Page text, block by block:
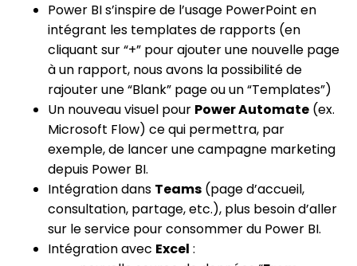
Power BI s’inspire de l’usage PowerPoint en
intégrant les templates de rapports (en
cliquant sur “+” pour ajouter une nouvelle page
à un rapport, nous avons la possibilité de
rajouter une “Blank” page ou un “Templates”)
Un nouveau visuel pour Power Automate (ex.
Microsoft Flow) ce qui permettra, par
exemple, de lancer une campagne marketing
depuis Power BI.
Intégration dans Teams (page d’accueil,
consultation, partage, etc.), plus besoin d’aller
sur le service pour consommer du Power BI.
Intégration avec Excel :